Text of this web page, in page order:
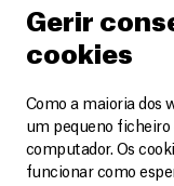
Gerir
cookies
Como a maioria dos
um pequeno ficheiro
computador. Os
funcionar como